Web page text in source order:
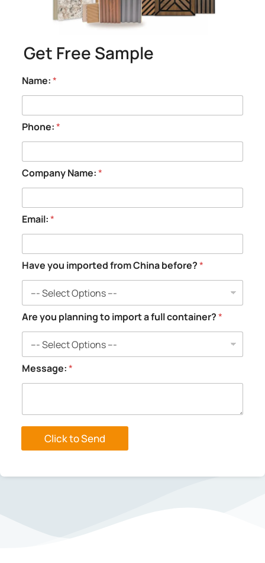
Get Free Sample
Name:*
Phone:*
Company Name:*
Email:*
Have you imported from China before?*
y
o
u
a
m
e
:
s
g
:
Are you planning to import a full container?*
Message:*
Click to Send